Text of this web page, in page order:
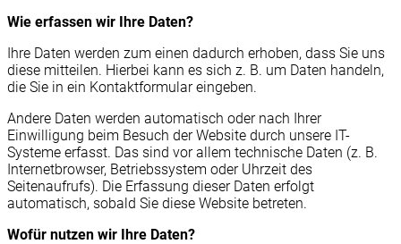
Wie erfassen wir Ihre Daten?
Ihre Daten werden zum einen dadurch erhoben, dass Sie uns
diese mitteilen. Hierbei kann es sich z. B. um Daten handeln,
die Sie in ein Kontaktformular eingeben.
Andere Daten werden automatisch oder nach Ihrer
Einwilligung beim Besuch der Website durch unsere IT-
Systeme erfasst. Das sind vor allem technische Daten (z. B.
Internetbrowser, Betriebssystem oder Uhrzeit des
Seitenaufrufs). Die Erfassung dieser Daten erfolgt
automatisch, sobald Sie diese Website betreten.
Wofür nutzen wir Ihre Daten?